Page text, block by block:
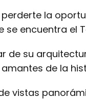
la
se encuentra el
de su
de la
vistas